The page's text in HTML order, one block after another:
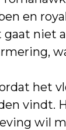
en
gaat niet
het
vindt.
wil